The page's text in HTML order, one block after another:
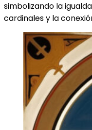
simbolizando la
cardinales y la